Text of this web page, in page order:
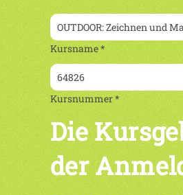
Kursname *
Kursnummer *
Die
der